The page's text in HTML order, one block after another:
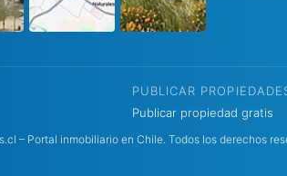
PUBLICAR
Publicar propiedad gratis
– Portal inmobiliario en Chile. Todos los derechos